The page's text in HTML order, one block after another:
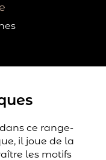
ce range-
il joue de la
les motifs